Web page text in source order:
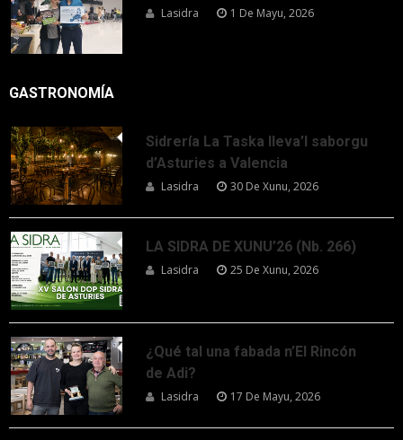
Lasidra 1 De Mayu, 2026
GASTRONOMÍA
Sidrería La Taska lleva’l saborgu
d’Asturies a Valencia
Lasidra 30 De Xunu, 2026
LA SIDRA DE XUNU’26 (Nb. 266)
Lasidra 25 De Xunu, 2026
¿Qué tal una fabada n’El Rincón
de Adi?
Lasidra 17 De Mayu, 2026